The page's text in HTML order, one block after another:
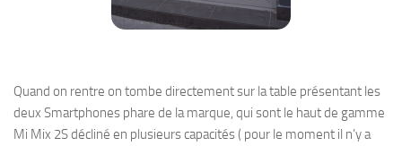
Quand on rentre on tombe directement sur la table présentant les
deux Smartphones phare de la marque, qui sont le haut de gamme
Mi Mix 2S décliné en plusieurs capacités ( pour le moment il n’y a